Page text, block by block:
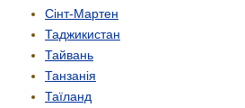
Сінт-Мартен
Таджикистан
Тайвань
Танзанія
Таїланд